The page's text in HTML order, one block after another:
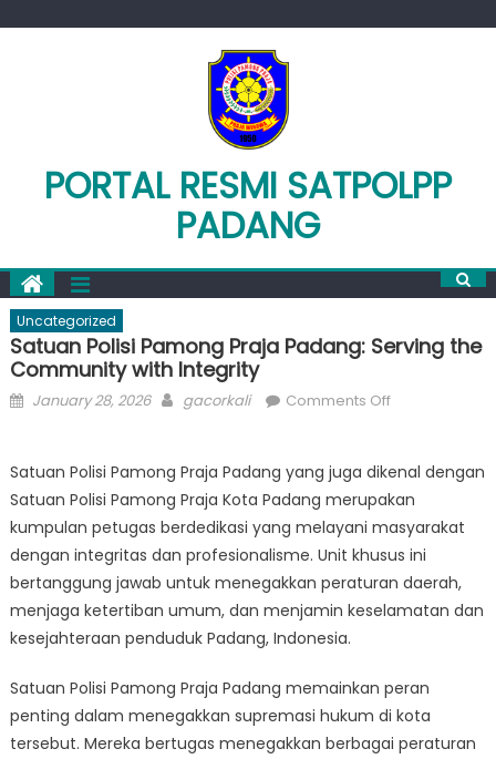
PORTAL RESMI SATPOLPP
PADANG
Uncategorized
Satuan Polisi Pamong Praja Padang: Serving the
Community with Integrity
Posted
January 28, 2026 Author
gacorkali Comments Offon
Pamong
Praja
Padang:
Serving
the
Community
Satuan Polisi Pamong Praja Padang yang juga dikenal dengan
Satuan Polisi Pamong Praja Kota Padang merupakan
kumpulan petugas berdedikasi yang melayani masyarakat
dengan integritas dan profesionalisme. Unit khusus ini
bertanggung jawab untuk menegakkan peraturan daerah,
menjaga ketertiban umum, dan menjamin keselamatan dan
kesejahteraan penduduk Padang, Indonesia.
Satuan Polisi Pamong Praja Padang memainkan peran
penting dalam menegakkan supremasi hukum di kota
tersebut. Mereka bertugas menegakkan berbagai peraturan